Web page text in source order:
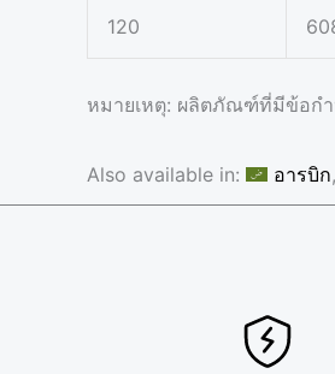
120
หมายเหตุ: ผลิตภัณฑ์ที่มีข้อกำ
Also available in: อารบิก